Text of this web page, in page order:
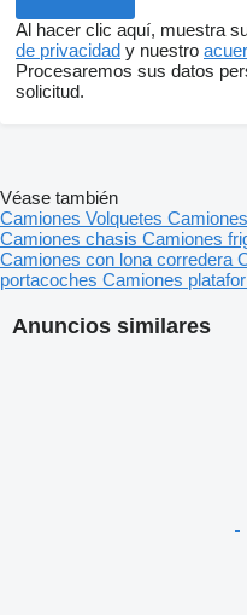
Al hacer clic aquí, muestra
de privacidad y nuestro
Procesaremos sus datos
solicitud.
Anuncios similares
Véase también
Camiones Volquetes
Camiones chasis Camiones
Camiones con lona corredera
portacoches Camiones